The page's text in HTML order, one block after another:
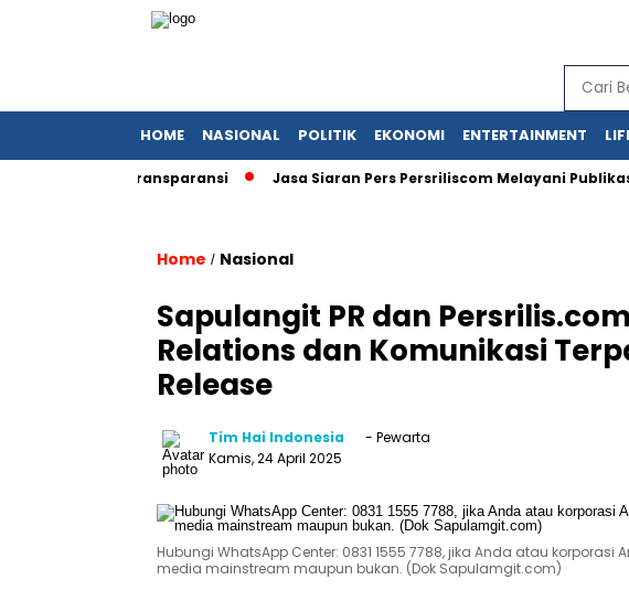
HOME NASIONAL POLITIK EKONOMI ENTERTAINMENT
Desak Transparansi Jasa Siaran Pers Persriliscom Melayani Publikasi ke
Home / Nasional
Sapulangit PR dan
Relations dan Komunikasi
Release
Tim Hai Indonesia
- Pewarta
Kamis, 24 April 2025
Hubungi WhatsApp Center: 0831 1555 7788, jika Anda atau
media mainstream maupun bukan. (Dok Sapulamgit.com)